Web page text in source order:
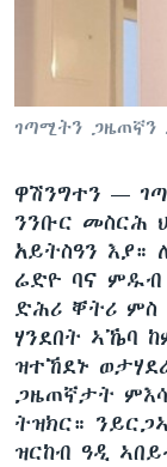
ቋንቋታት
ገጣሚትን ጋዜጠኛን
ዋሽንግተን —
ንንቡር መስርሕ
አይትስዓን እያ።
ሬድዮ ባና ምዱብ
ድሕሪ ቐትሪ ምስ
ሃንደበት ኣኼባ
ዝተኸደኑ
ጋዜጠኛታት
ትዝክር።
ዝርከብ ዓዲ